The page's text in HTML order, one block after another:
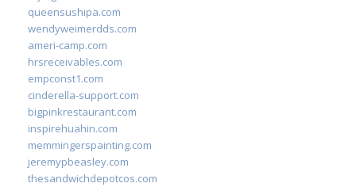
queensushipa.com
wendyweimerdds.com
ameri-camp.com
hrsreceivables.com
empconst1.com
cinderella-support.com
bigpinkrestaurant.com
inspirehuahin.com
memmingerspainting.com
jeremypbeasley.com
thesandwichdepotcos.com